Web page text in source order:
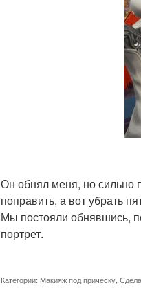
Он обнял меня, но сильно
поправить, а вот убрать
Мы постояли обнявшись,
портрет.
Категории: Макияж под прическу